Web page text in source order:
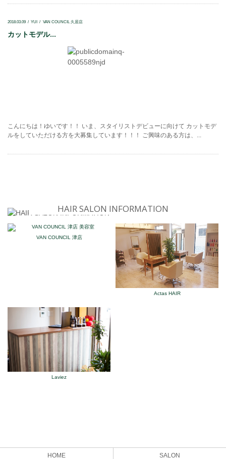
2018.03.09 YUI VAN COUNCIL 久居店
カットモデル...
こんにちは！ゆいです！！ いま、スタイリストデビューに向けて カットモデ
ルをしていただける方を大募集しています！！！ ご興味のある方は、...
HAIR SALON INFORMATION
VAN COUNCIL 津店
Actas HAIR
Laviez
HOME SALON